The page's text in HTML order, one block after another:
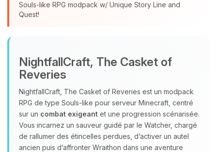
Souls-like RPG modpack w/ Unique Story Line and
Quest!
NightfallCraft, The Casket of
Reveries
NightfallCraft, The Casket of Reveries est un modpack
RPG de type Souls‑like pour serveur Minecraft, centré
sur un combat exigeant et une progression scénarisée.
Vous incarnez un sauveur guidé par le Watcher, chargé
de rallumer des étincelles perdues, d’activer un autel
ancien puis d’affronter Wraithon dans une aventure
assistant BoxToPlay. Dis-moi ce dont
tu as besoin et je vais remuer mes
07/08/2026 à 19:05